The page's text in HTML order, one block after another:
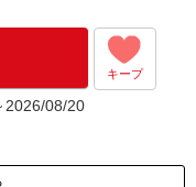
キープ
2026/08/20